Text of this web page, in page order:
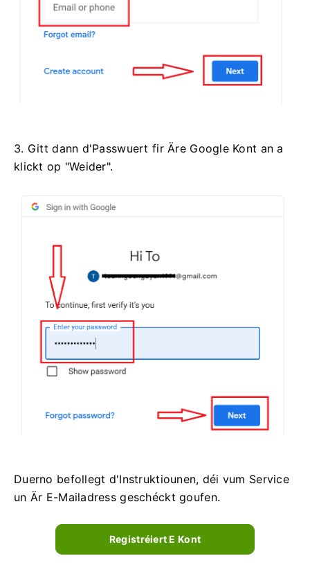
3. Gitt dann d'Passwuert fir Äre Google Kont an a
klickt op "Weider".
Duerno befollegt d'Instruktiounen, déi vum Service
un Är E-Mailadress geschéckt goufen.
Registréiert E Kont